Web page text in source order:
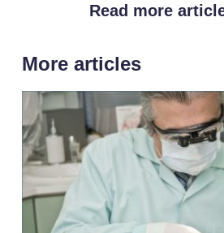
Read more
More articles